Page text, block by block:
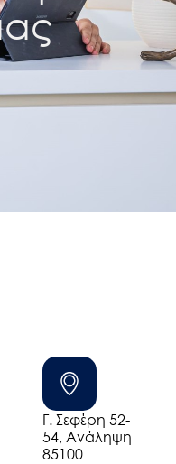
Γ. Σεφέρη 52-
54, Ανάληψη
85100